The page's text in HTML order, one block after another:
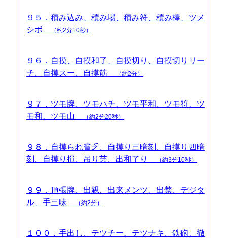
９５．積み込み、積み場、積み符、積み棒、ツメ
シボ
（約2分10秒）
９６．自摸、自摸和了、自摸切り、自摸切りリー
チ、自摸スー、自摸筋
（約2分）
９７．ツモ牌、ツモハチ、ツモ平和、ツモ符、ツ
モ和、ツモ山
（約2分20秒）
９８．自摸られ貧乏、自摸り三暗刻、自摸り四暗
刻、自摸り損、吊り芸、出和了り
（約3分10秒）
９９．頂張牌、出親、出来メンツ、出禁、デジタ
ル、手三味
（約2分）
１００．手出し、テツチー、テツナキ、鉄砲、徹